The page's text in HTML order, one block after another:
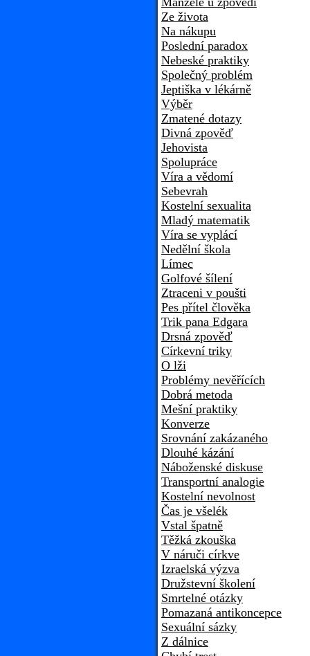
Ze života
Na nákupu
Poslední paradox
Nebeské praktiky
Společný problém
Jeptiška v lékárně
Výběr
Zmatené dotazy
Divná zpověď
Jehovista
Spolupráce
Víra a vědomí
Sebevrah
Kostelní sexualita
Mladý matematik
Víra se vyplácí
Nedělní škola
Límec
Golfové šílení
Ztraceni v poušti
Pes přítel člověka
Trik pana Edgara
Drsná zpověď
Církevní triky
O lži
Problémy nevěřících
Dobrá metoda
Mešní praktiky
Konverze
Srovnání zakázaného
Dlouhé kázání
Náboženské diskuse
Transportní analogie
Kostelní nevolnost
Čas je všelék
Vstal špatně
Těžká zkouška
V náruči církve
Izraelská výzva
Družstevní školení
Smrtelné otázky
Pomazaná antikoncepce
Sexuální sázky
Z dálnice